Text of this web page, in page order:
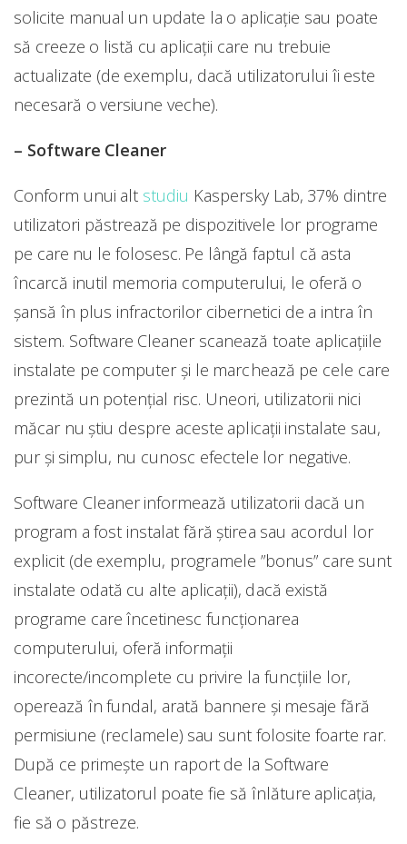
solicite manual un update la o aplicație sau poate
să creeze o listă cu aplicații care nu trebuie
actualizate (de exemplu, dacă utilizatorului îi este
necesară o versiune veche).
– Software Cleaner
Conform unui alt studiu Kaspersky Lab, 37% dintre
utilizatori păstrează pe dispozitivele lor programe
pe care nu le folosesc. Pe lângă faptul că asta
încarcă inutil memoria computerului, le oferă o
șansă în plus infractorilor cibernetici de a intra în
sistem. Software Cleaner scanează toate aplicațiile
instalate pe computer și le marchează pe cele care
prezintă un potențial risc. Uneori, utilizatorii nici
măcar nu știu despre aceste aplicații instalate sau,
pur și simplu, nu cunosc efectele lor negative.
Software Cleaner informează utilizatorii dacă un
program a fost instalat fără știrea sau acordul lor
explicit (de exemplu, programele ”bonus” care sunt
instalate odată cu alte aplicații), dacă există
programe care încetinesc funcționarea
computerului, oferă informații
incorecte/incomplete cu privire la funcțiile lor,
operează în fundal, arată bannere și mesaje fără
permisiune (reclamele) sau sunt folosite foarte rar.
După ce primește un raport de la Software
Cleaner, utilizatorul poate fie să înlăture aplicația,
fie să o păstreze.